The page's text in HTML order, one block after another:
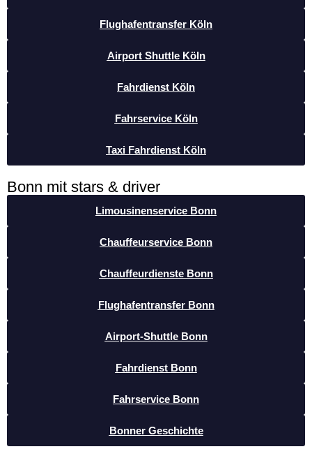
Flughafentransfer Köln
Airport Shuttle Köln
Fahrdienst Köln
Fahrservice Köln
Taxi Fahrdienst Köln
Bonn mit stars & driver
Limousinenservice Bonn
Chauffeurservice Bonn
Chauffeurdienste Bonn
Flughafentransfer Bonn
Airport-Shuttle Bonn
Fahrdienst Bonn
Fahrservice Bonn
Bonner Geschichte